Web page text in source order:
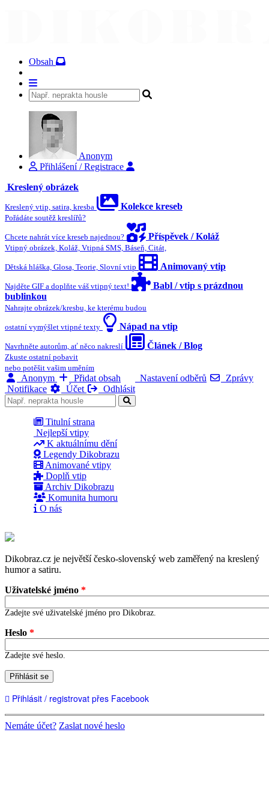
Obsah
Anonym
Přihlášení / Registrace
Kreslený obrázek
Kreslený vtip, satira, kresba Kolekce kreseb
Pořádáte soutěž kreslířů?
Chcete nahrát více kreseb najednou? Příspěvek / Koláž
Vtipný obrázek, Koláž, Vtipná SMS, Báseň, Citát,
Dětská hláška, Glosa, Teorie, Slovní vtip Animovaný vtip
Najděte GIF a doplňte váš vtipný text!
Babl / vtip s prázdnou
bublinkou
Nahrajte obrázek/kresbu, ke kterému budou
ostatní vymýšlet vtipné texty Nápad na vtip
Navrhněte autorům, ať něco nakreslí Článek / Blog
Zkuste ostatní pobavit
nebo potěšit vašim uměním
Anonym Přidat obsah Nastavení odběrů
Zprávy
Notifikace
Účet Odhlásit
Titulní strana
Nejlepší vtipy
K aktuálnímu dění
Legendy Dikobrazu
Animované vtipy
Doplň vtip
Archiv Dikobrazu
Komunita humoru
O nás
Dikobraz.cz je největší česko-slovenský web zaměřený na kreslený
humor a satiru.
Uživatelské jméno *
Zadejte své uživatelské jméno pro Dikobraz.
Heslo *
Zadejte své heslo.
Přihlásit se
Přihlásit / registrovat přes Facebook
Nemáte účet? Zaslat nové heslo